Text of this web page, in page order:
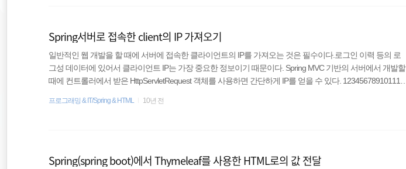
Spring서버로 접속한 client의 IP 가져오기
일반적인 웹 개발을 할 때에 서버에 접속한 클라이언트의 IP를 가져오는 것은 필수이다.로그인 이력 등의 로
그성 데이터에 있어서 클라이언트 IP는 가장 중요한 정보이기 때문이다. Spring MVC 기반의 서버에서 개발할
때에 컨트롤러에서 받은 HttpServletRequest 객체를 사용하면 간단하게 IP를 얻을 수 있다. 123456789101112
ngResult result, RedirectAttributes redirect, HttpServletRequest request, HttpServletResponse respo..
프로그래밍 & IT/Spring & HTML 10년 전
Spring(spring boot)에서 Thymeleaf를 사용한 HTML로의 값 전달